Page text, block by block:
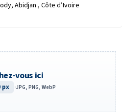
Abidjan , Côte d’Ivoire
vous ici
px ·JPG, PNG, WebP